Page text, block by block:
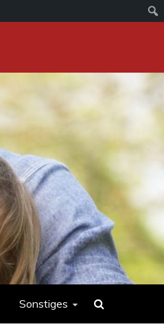
Sonstiges